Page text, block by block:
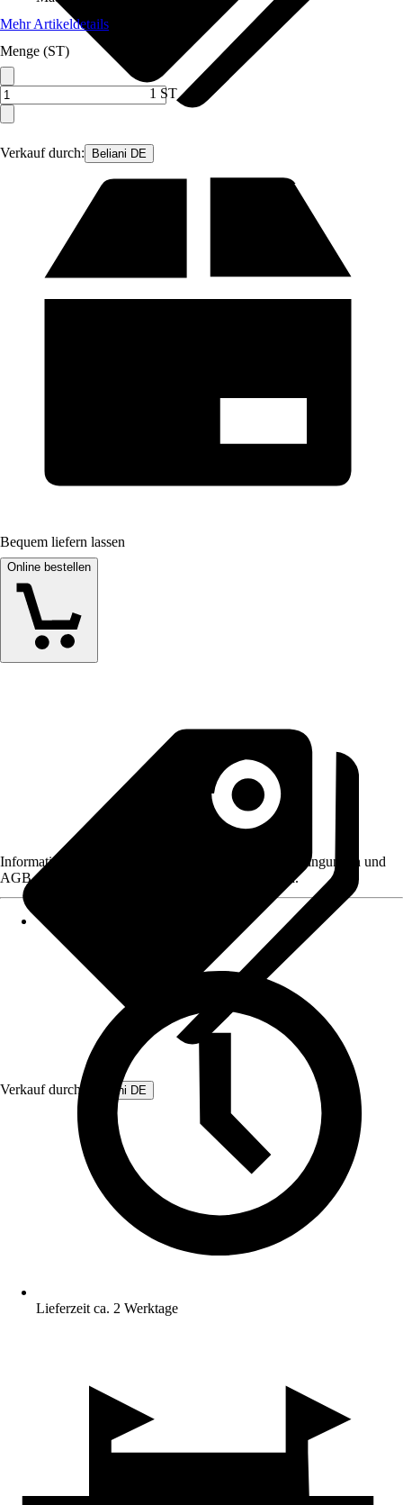
Verkauf durch: Beliani DE
Mehr Artikeldetails
Menge (ST)
1 ST
Bequem liefern lassen
Online bestellen
Verkauf durch: Beliani DE
Informationen des Verkäufers, wie z. B. Rückgabebedingungen und
AGB, finden Sie bei Klick auf den Verkäufernamen.
Lieferzeit ca. 2 Werktage